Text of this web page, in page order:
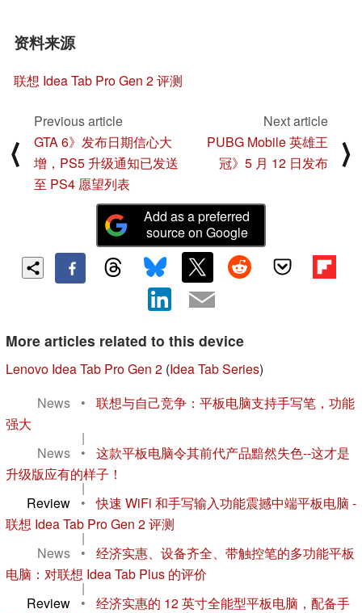
资料来源
联想 Idea Tab Pro Gen 2 评测
⟨
Previous article
GTA 6》发布日期信心大
增，PS5 升级通知已发送
至 PS4 愿望列表
Next article
PUBG Mobile 英雄王
冠》5 月 12 日发布
⟩
Add as a preferred
source on Google
More articles related to this device
Lenovo Idea Tab Pro Gen 2 (Idea Tab Series)
News
•
联想与自己竞争：平板电脑支持手写笔，功能
强大
|
News
•
这款平板电脑令其前代产品黯然失色--这才是
升级版应有的样子！
|
Review
•
快速 WiFi 和手写输入功能震撼中端平板电脑 -
联想 Idea Tab Pro Gen 2 评测
|
News
•
经济实惠、设备齐全、带触控笔的多功能平板
电脑：对联想 Idea Tab Plus 的评价
|
Review
•
经济实惠的 12 英寸全能型平板电脑，配备手